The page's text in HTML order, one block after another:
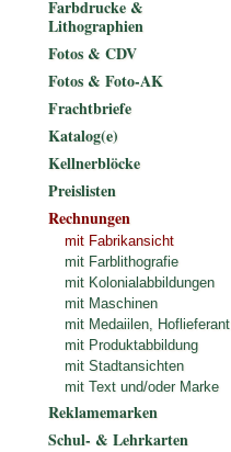
Farbdrucke &
Lithographien
Fotos & CDV
Fotos & Foto-AK
Frachtbriefe
Katalog(e)
Kellnerblöcke
Preislisten
Rechnungen
mit Fabrikansicht
mit Farblithografie
mit Kolonialabbildungen
mit Maschinen
mit Medaiilen, Hoflieferant
mit Produktabbildung
mit Stadtansichten
mit Text und/oder Marke
Reklamemarken
Schul- & Lehrkarten